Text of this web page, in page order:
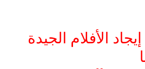
الأفلام الجيدة